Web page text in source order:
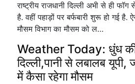
राष्ट्रीय राजधानी दिल्ली अभी से ही
है. वहीं पहाड़ों पर बर्फबारी शुरू हो गई
मौसम विभाग का मौसम को ल…
Weather Today: धुंध
दिल्ली,पानी से लबालब
में कैसा रहेगा मौसम